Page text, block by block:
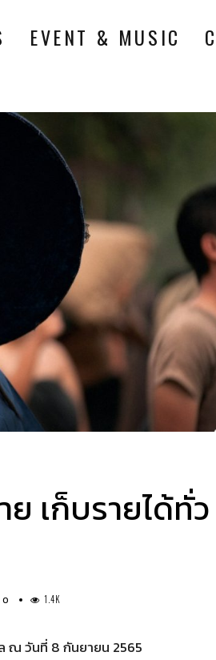
EVENT & MUSIC
เก็บรายได้ทั่ว
0 1.4K
ณ วันที่ 8 กันยายน 2565